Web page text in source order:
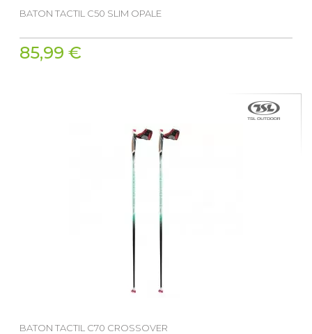
BATON TACTIL C50 SLIM OPALE
85,99 €
BATON TACTIL C70 CROSSOVER